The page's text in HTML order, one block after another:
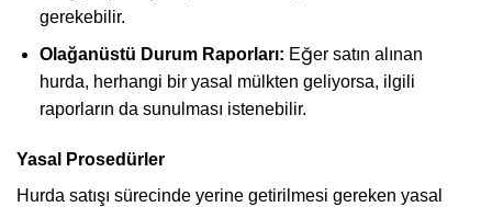
gerekebilir.
Olağanüstü Durum Raporları: Eğer satın alınan
hurda, herhangi bir yasal mülkten geliyorsa, ilgili
raporların da sunulması istenebilir.
Yasal Prosedürler
Hurda satışı sürecinde yerine getirilmesi gereken yasal